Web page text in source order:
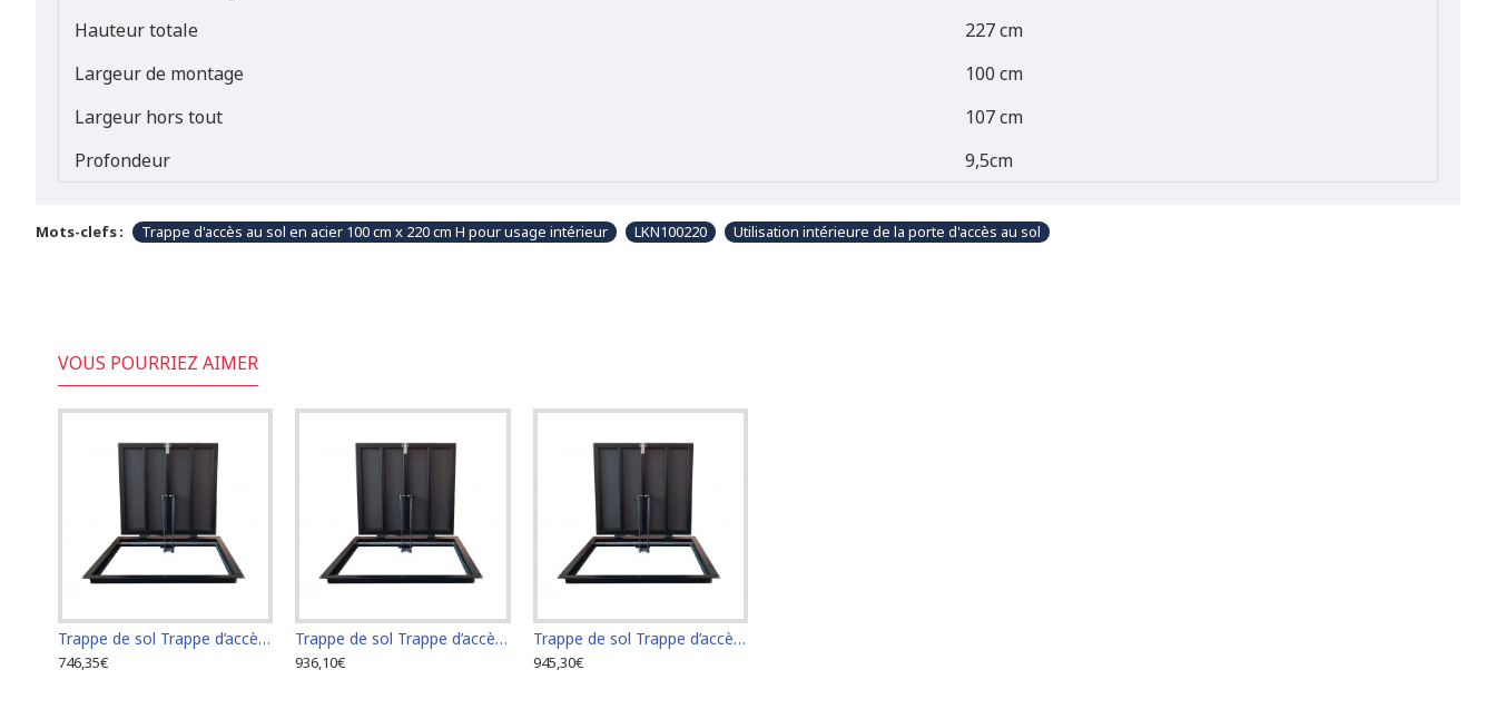
Hauteur totale
227 cm
Largeur de montage
100 cm
Largeur hors tout
107 cm
Profondeur
9,5cm
Mots-clefs : Trappe d'accès au sol en acier 100 cm x 220 cm H pour usage intérieur LKN100220 Utilisation intérieure de la porte d'accès au sol
VOUS POURRIEZ AIMER
Trappe de sol Trappe d’accès Trappe de visite 60 cm x 60 cm
746,35€
Trappe de sol Trappe d’accès Trappe de visite 60 cm x 70 cm "H"
936,10€
Trappe de sol Trappe d’accès Trappe de visite 60 cm x 80 cm "H"
945,30€